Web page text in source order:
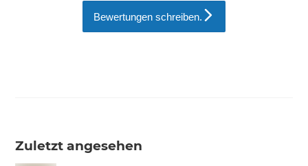
Bewertungen schreiben.
Zuletzt angesehen